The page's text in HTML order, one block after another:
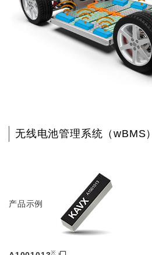
无线电池管理系统（wBMS）
产品示例
※